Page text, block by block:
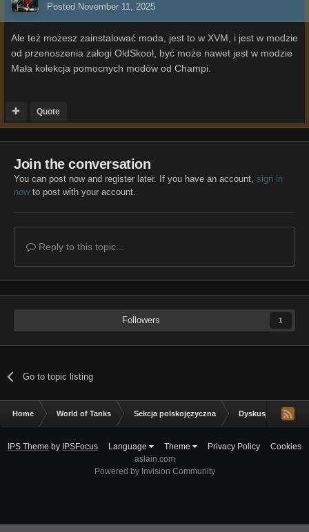
Posted November 11, 2025
Ale też możesz zainstalować moda, jest to w XVM, i jest w modzie
od przenoszenia załogi OldSkool, być może nawet jest w modzie
Mała kolekcja pomocnych modów od Champi.
Quote
Join the conversation
You can post now and register later. If you have an account, sign in
nowto post with your account.
Reply to this topic...
Followers 1
Go to topic listing
Home World of Tanks Sekcja polskojęzyczna Dyskusja ogólna
IPS Theme by IPSFocus Language Theme Privacy Policy
Cookies
aslain.com
Powered by Invision Community